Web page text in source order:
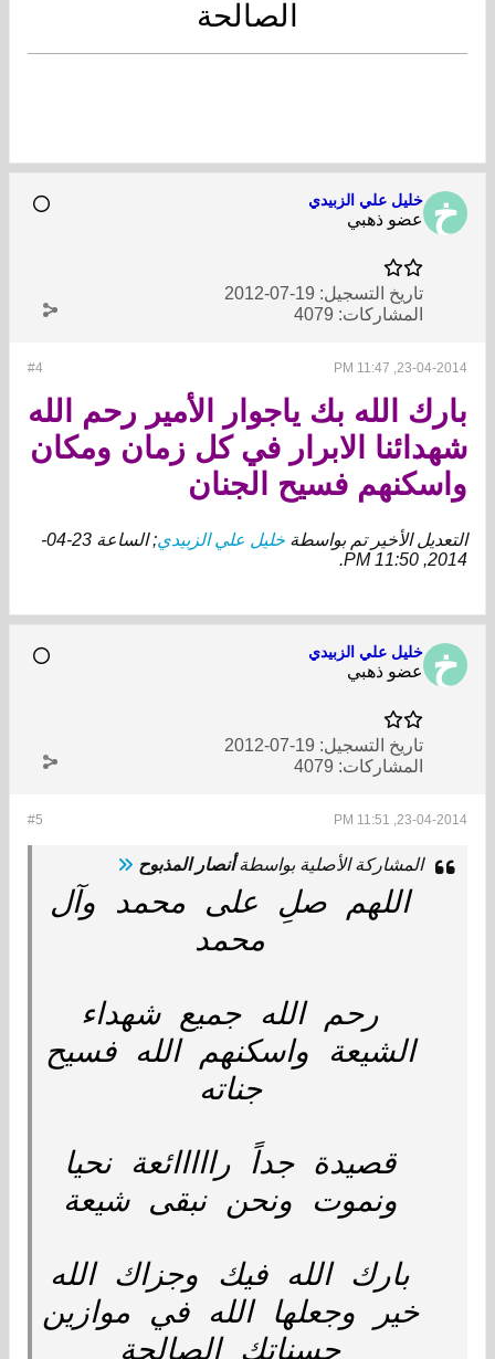
الصالحة
خليل علي الزبيدي
عضو ذهبي
تاريخ التسجيل: 19-07-2012
المشاركات: 4079
#4 23-04-2014, 11:47 PM
بارك الله بك ياجوار الأمير رحم الله
شهدائنا الابرار في كل زمان ومكان
واسكنهم فسيح الجنان
التعديل الأخير تم بواسطة خليل علي الزبيدي; الساعة
23-04-
2014, 11:50 PM
.
خليل علي الزبيدي
عضو ذهبي
تاريخ التسجيل: 19-07-2012
المشاركات: 4079
#5 23-04-2014, 11:51 PM
المشاركة الأصلية بواسطةأنصار المذبوح
اللهم صلِ على محمد وآل
محمد
رحم الله جميع شهداء
الشيعة واسكنهم الله فسيح
جناته
قصيدة جداً رااااائعة نحيا
ونموت ونحن نبقى شيعة
بارك الله فيك وجزاك الله
خير وجعلها الله في موازين
حسناتك الصالحة